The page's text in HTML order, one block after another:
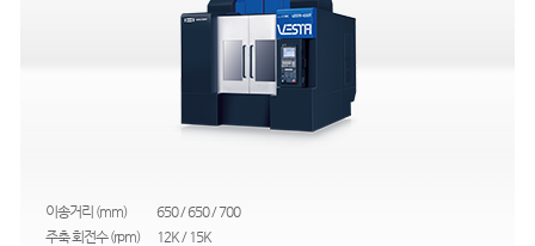
이송거리 (mm)
650 / 650 / 700
주축 회전수 (rpm)
12K / 15K